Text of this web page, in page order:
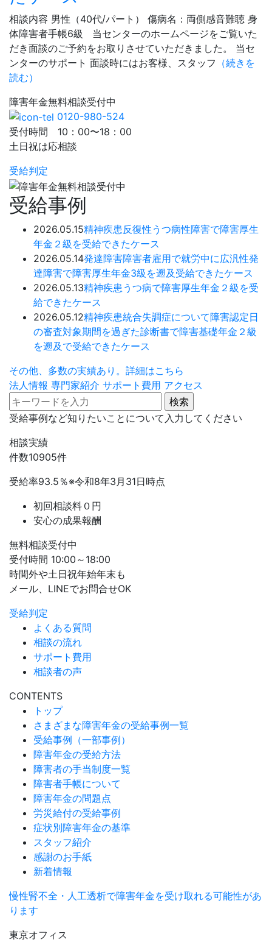
相談内容 男性（40代/パート） 傷病名：両側感音難聴 身
体障害者手帳6級 当センターのホームページをご覧いた
だき面談のご予約をお取りさせていただきました。 当セ
ンターのサポート 面談時にはお客様、スタッフ （続きを
読む）
障害年金無料相談受付中
0120-980-524
受付時間 10：00〜18：00
土日祝は応相談
受給判定
受給事例
2026.05.15精神疾患反復性うつ病性障害で障害厚生
年金２級を受給できたケース
2026.05.14発達障害障害者雇用で就労中に広汎性発
達障害で障害厚生年金3級を遡及受給できたケース
2026.05.13精神疾患 うつ病で障害厚生年金２級を受
給できたケース
2026.05.12精神疾患統合失調症について障害認定日
の審査対象期間を過ぎた診断書で障害基礎年金２級
を遡及で受給できたケース
その他、多数の実績あり。詳細はこちら
法人情報 専門家紹介 サポート費用 アクセス
受給事例など知りたいことについて入力してください
相談実績
件数10905件
受給率93.5 ％※令和8年3月31日時点
初回相談料０円
安心の成果報酬
無料相談受付中
受付時間 10:00～18:00
時間外や土日祝年始年末も
メール、LINEでお問合せOK
受給判定
よくある質問
相談の流れ
サポート費用
相談者の声
CONTENTS
トップ
さまざまな障害年金の受給事例一覧
受給事例（一部事例）
障害年金の受給方法
障害者の手当制度一覧
障害者手帳について
障害年金の問題点
労災給付の受給事例
症状別障害年金の基準
スタッフ紹介
感謝のお手紙
新着情報
慢性腎不全・人工透析で障害年金を受け取れる可能性があ
ります
東京オフィス